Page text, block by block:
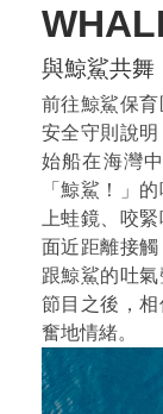
與鯨鯊共舞
前往鯨鯊保
安全守則說
始船在海灣
「鯨鯊！」
上蛙鏡、咬
面近距離接
跟鯨鯊的吐
節目之後，
奮地情緒。